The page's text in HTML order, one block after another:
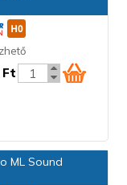
Ft
ML Sound